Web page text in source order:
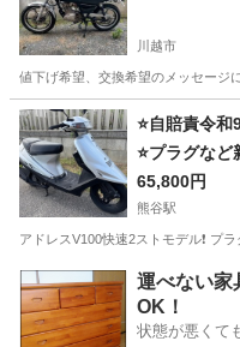
川越市
値下げ希望、交換希望のメッセージ
埼玉 川越市 スズキ
⭐️自賠責令和
⭐️プラグな
^⭐️
65,800円
熊谷駅
アドレスV100快速2ストモデル❗ プ
埼玉 熊谷市 熊谷駅 ス
運べない家
OK！
状態が悪くて